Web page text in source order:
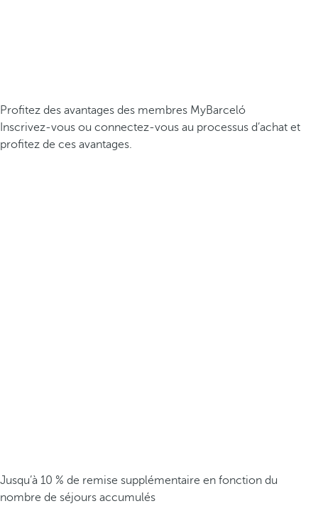
Profitez des avantages des membres MyBarceló
Inscrivez-vous ou connectez-vous au processus d’achat et
profitez de ces avantages.
Jusqu’à 10 % de remise supplémentaire en fonction du
nombre de séjours accumulés